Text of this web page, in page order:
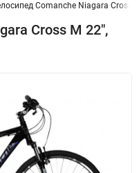
Comanche Niagara Cross
Cross M 22",